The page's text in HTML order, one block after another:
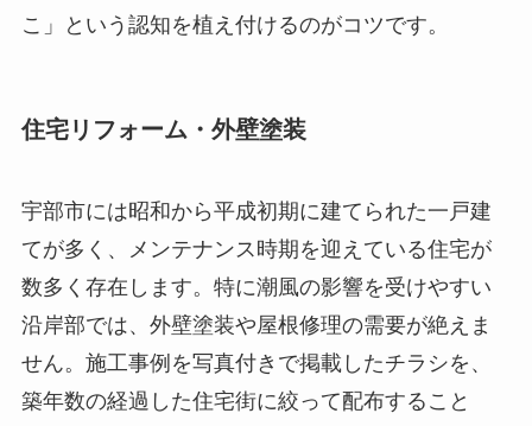
こ」という認知を植え付けるのがコツです。
住宅リフォーム・外壁塗装
宇部市には昭和から平成初期に建てられた一戸建
てが多く、メンテナンス時期を迎えている住宅が
数多く存在します。特に潮風の影響を受けやすい
沿岸部では、外壁塗装や屋根修理の需要が絶えま
せん。施工事例を写真付きで掲載したチラシを、
築年数の経過した住宅街に絞って配布すること